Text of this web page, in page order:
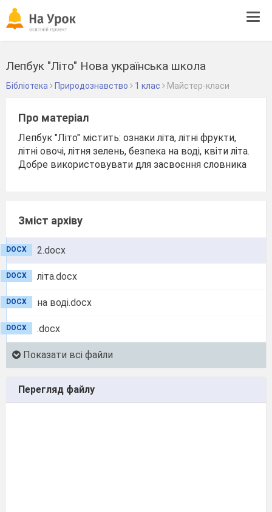
Лепбук "Літо" Нова українська школа
Бібліотека Природознавство 1 клас Майстер-класи
Про матеріал
Лепбук "Літо" містить: ознаки літа, літні фрукти,
літні овочі, літня зелень, безпека на воді, квіти літа.
Добре використовувати для засвоєння словника
Зміст архіву
2.docx
DOCX
літа.docx
DOCX
на воді.docx
DOCX
.docx
DOCX
Показати всі файли
Перегляд файлу